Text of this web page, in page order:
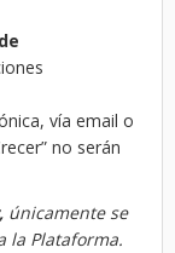
vía email o
no serán
únicamente se
la Plataforma.